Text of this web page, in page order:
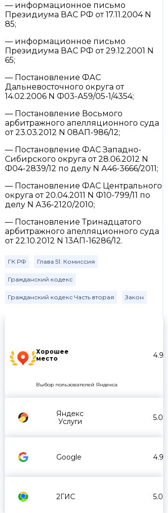
Хорошее
место
4.9
Выбор пользователей Яндекса
Яндекс
Услуги
5.0
Google 4.9
2ГИС 5.0
— информационное письмо
Президиума ВАС РФ от 17.11.2004 N
85;
— информационное письмо
Президиума ВАС РФ от 29.12.2001 N
65;
— Постановление ФАС
Дальневосточного округа от
14.02.2006 N Ф03-А59/05-1/4354;
— Постановление Восьмого
арбитражного апелляционного суда
от 23.03.2012 N 08АП-986/12;
— Постановление ФАС Западно-
Сибирского округа от 28.06.2012 N
Ф04-2839/12 по делу N А46-3666/2011;
— Постановление ФАС Центрального
округа от 20.04.2011 N Ф10-799/11 по
делу N А36-2120/2010;
— Постановление Тринадцатого
арбитражного апелляционного суда
от 22.10.2012 N 13АП-16286/12.
ГК РФ Глава 51. Комиссия
Гражданский кодекс
Гражданский кодекс Часть вторая Закон